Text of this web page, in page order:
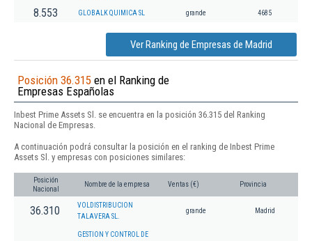
8.553 GLOBALK QUIMICA SL grande 4685
Ver Ranking de Empresas de Madrid
Posición 36.315 en el Ranking de
Empresas Españolas
Inbest Prime Assets Sl. se encuentra en la posición 36.315 del Ranking
Nacional de Empresas.
A continuación podrá consultar la posición en el ranking de Inbest Prime
Assets Sl. y empresas con posiciones similares:
Posición
Nacional
Nombre de la empresa Ventas (€) Provincia
36.310
VOLDISTRIBUCION
TALAVERA SL.
grande Madrid
GESTION Y CONTROL DE